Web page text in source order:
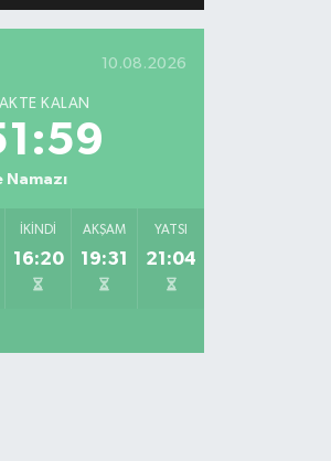
10.08.2026
KALAN
Namazı
İKINDI
16:20
AKŞAM
19:31
YATSI
21:04